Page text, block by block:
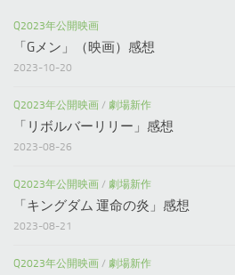
Q2023年公開映画
「Gメン」（映画）感想
2023-10-20
Q2023年公開映画 / 劇場新作
「リボルバーリリー」感想
2023-08-26
Q2023年公開映画 / 劇場新作
「キングダム 運命の炎」感想
2023-08-21
Q2023年公開映画 / 劇場新作